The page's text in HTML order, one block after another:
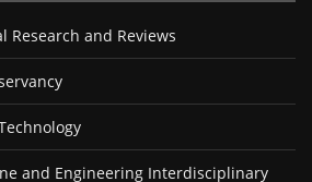
Research and Reviews
and Engineering Interdisciplinary